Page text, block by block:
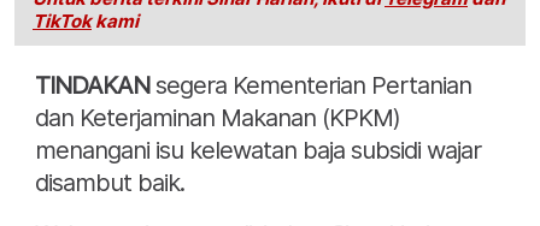
TikTokkami
TINDAKANsegera Kementerian Pertanian
dan Keterjaminan Makanan (KPKM)
menangani isu kelewatan baja subsidi wajar
disambut baik.